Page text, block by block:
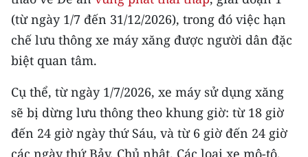
TIN MỚI
TIN ĐỊA PHƯƠNG
Đồng bằng sông Hồng
Bắc Trung Bộ
(từ ngày 1/7 đến 31/12/2026), trong đó việc hạn
chế lưu thông xe máy xăng được người dân đặc
biệt quan tâm.
Cụ thể, từ ngày 1/7/2026, xe máy sử dụng xăng
sẽ bị dừng lưu thông theo khung giờ: từ 18 giờ
đến 24 giờ ngày thứ Sáu, và từ 6 giờ đến 24 giờ
các ngày thứ Bảy, Chủ nhật. Các loại xe mô-tô,